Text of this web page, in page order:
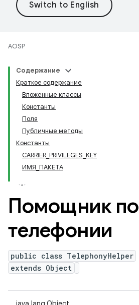
AOSP
Содержание
Краткое содержание
Вложенные классы
Константы
Поля
Публичные методы
Константы
CARRIER PRIVILEGES KEY
ИМЯ ПАКЕТА
Помощник по
телефонии
public class TelephonyHelper
extends Object